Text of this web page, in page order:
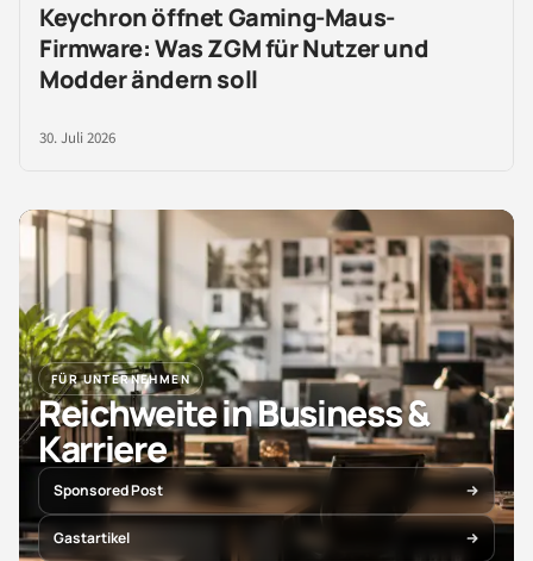
Keychron öffnet Gaming-Maus-
Firmware: Was ZGM für Nutzer und
Modder ändern soll
30. Juli 2026
FÜR UNTERNEHMEN
Reichweite in Business &
Karriere
Sponsored Post
Gastartikel